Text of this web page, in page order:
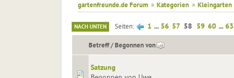
gartenfreunde.de Forum » Kategorien » Kleingarten
NACH UNTEN Seiten 1 ... 56 57 58 59 60 ... 63
Betreff/Begonnen von
Satzung